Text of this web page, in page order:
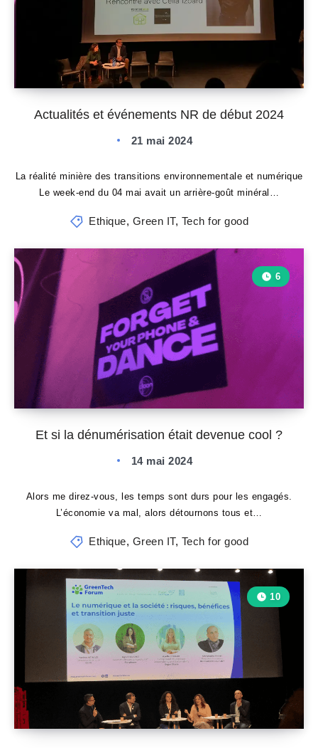
Actualités et événements NR de début 2024
21 mai 2024
La réalité minière des transitions environnementale et numérique
Le week-end du 04 mai avait un arrière-goût minéral…
Ethique, Green IT, Tech for good
Et si la dénumérisation était devenue cool ?
6
14 mai 2024
Alors me direz-vous, les temps sont durs pour les engagés.
L’économie va mal, alors détournons tous et…
Ethique, Green IT, Tech for good
10